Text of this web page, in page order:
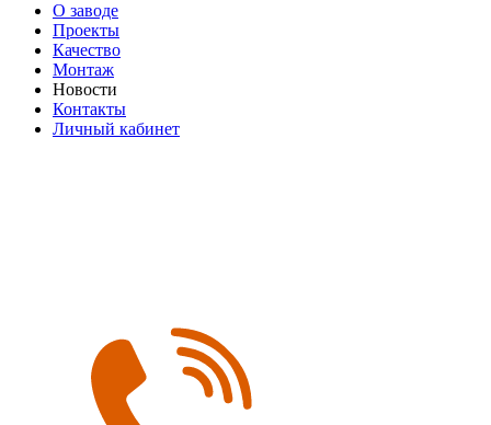
О заводе
Проекты
Качество
Монтаж
Новости
Контакты
Личный кабинет